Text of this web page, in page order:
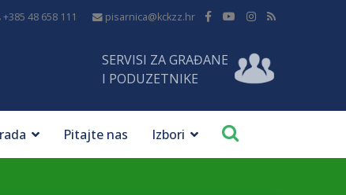
+385 48 658 111 pisarnica@kckzz.hr
SERVISI ZA GRAĐANE
I PODUZETNIKE
Pitajte nas Izbori